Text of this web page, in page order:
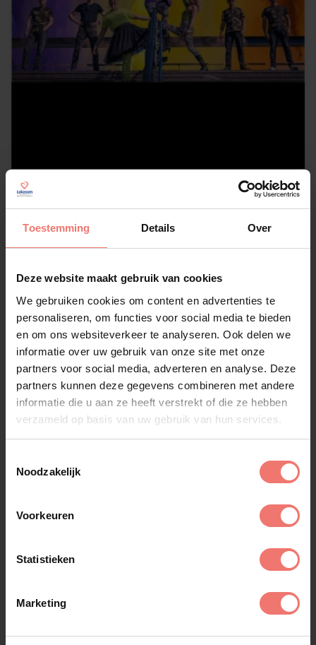
Toestemming Details Over
Deze website maakt gebruik van cookies
We gebruiken cookies om content en advertenties te
personaliseren, om functies voor social media te bieden
en om ons websiteverkeer te analyseren. Ook delen we
informatie over uw gebruik van onze site met onze
partners voor social media, adverteren en analyse. Deze
partners kunnen deze gegevens combineren met andere
informatie die u aan ze heeft verstrekt of die ze hebben
verzameld op basis van uw gebruik van hun services.
Noodzakelijk
Voorkeuren
Statistieken
Marketing
Boulevard
€ 3695,-
€ 5695,-